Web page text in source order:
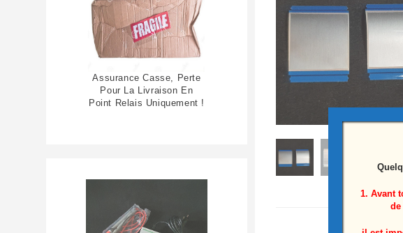
Assurance Casse, Perte
Pour La Livraison En
Point Relais Uniquement !
1. Avant
de